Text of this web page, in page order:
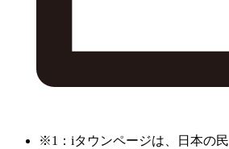
※1：iタウンページは、日本の